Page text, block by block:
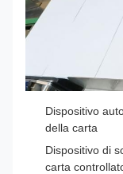
Dispositivo
della carta
Dispositivo di
carta